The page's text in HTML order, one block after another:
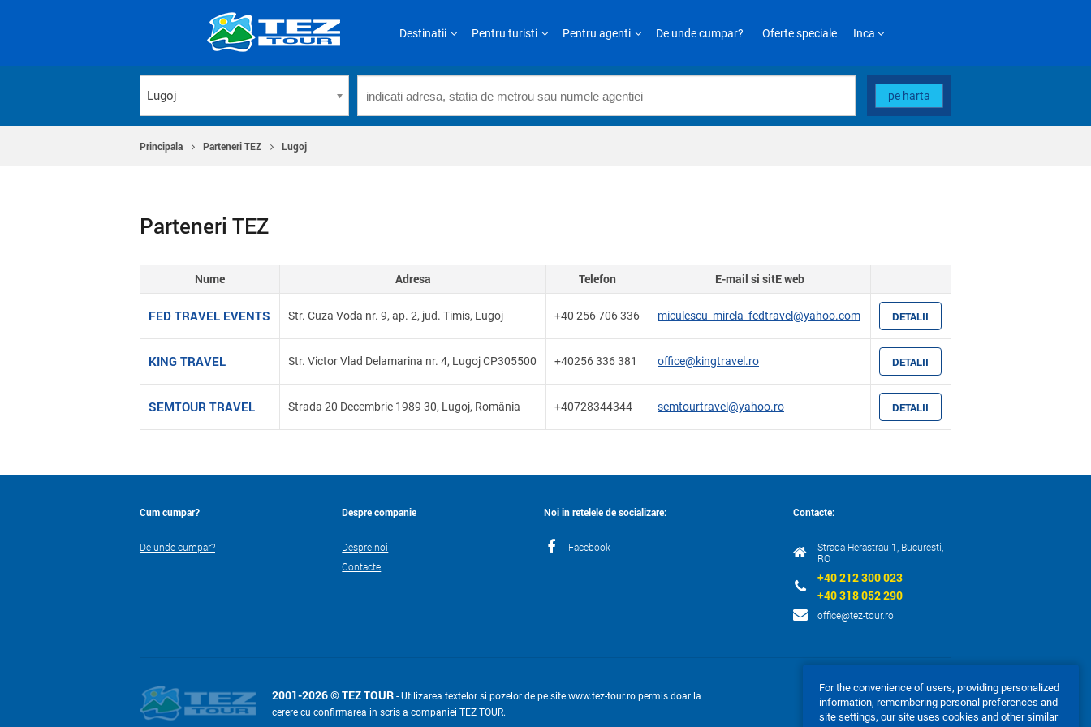
Destinatii Pentru turisti Pentru agenti De unde cumpar? Oferte speciale Inca
Lugoj pe harta
Principala Parteneri TEZ Lugoj
Parteneri TEZ
Nume Adresa Telefon E-mail si sitE web
FED TRAVEL EVENTS Str. Cuza Voda nr. 9, ap. 2, jud. Timis, Lugoj +40 256 706 336 miculescu_mirela_fedtravel@yahoo.com DETALII
KING TRAVEL Str. Victor Vlad Delamarina nr. 4, Lugoj CP305500 +40256 336 381 office@kingtravel.ro DETALII
SEMTOUR TRAVEL Strada 20 Decembrie 1989 30, Lugoj, România +40728344344 semtourtravel@yahoo.ro DETALII
Cum cumpar?
De unde cumpar?
Despre companie
Despre noi
Contacte
Noi in retelele de socializare:
Facebook
Contacte:
Strada Herastrau 1, Bucuresti,
RO
+40 212 300 023
+40 318 052 290
office@tez-tour.ro
2001-2026 © TEZ TOUR - Utilizarea textelor si pozelor de pe site www.tez-tour.ro permis doar la
cerere cu confirmarea in scris a companiei TEZ TOUR.
Acceptam:
For the convenience of users, providing personalized
information, remembering personal preferences and
site settings, our site uses cookies and other similar